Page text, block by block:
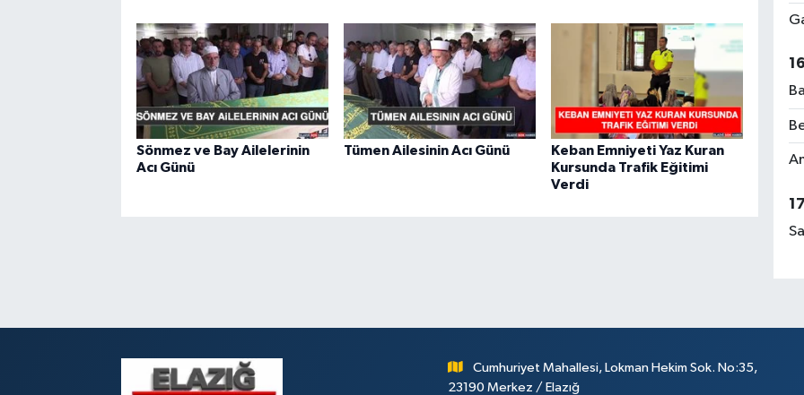
Sönmez ve Bay Ailelerinin
Acı Günü
Tümen Ailesinin Acı Günü
Keban Emniyeti Yaz Kuran
Kursunda Trafik Eğitimi
Verdi
Cumhuriyet Mahallesi, Lokman Hekim Sok. No:35,
23190 Merkez / Elazığ